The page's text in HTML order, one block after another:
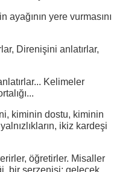
yere vurmasını
Direnişini anlatırlar,
Kelimeler
kiminin dostu, kiminin
ikiz kardeşi
öğretirler. Misaller